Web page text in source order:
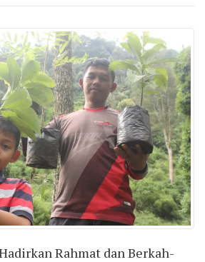
Rahmat dan Berkah-